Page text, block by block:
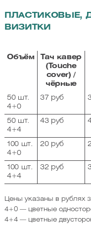
ПЛАСТИКОВЫЕ,
ВИЗИТКИ
Объём
Тач кавер
(Touche
cover) /
чёрные
50 шт.
4+0
37 руб
50 шт.
4+4
43 руб
100 шт.
4+0
20 руб
100 шт.
4+4
32 руб
Цены указаны в рублях
4+0 — цветные
4+4 — цветные